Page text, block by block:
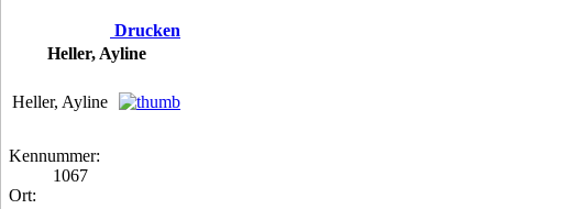
Drucken
Heller, Ayline
Heller, Ayline
Kennummer:
1067
Ort: